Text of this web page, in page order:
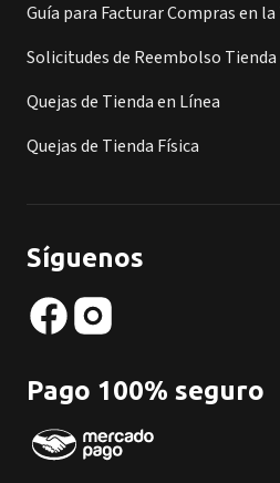
Guía para Facturar Compras en
Solicitudes de Reembolso Tienda
Quejas de Tienda en Línea
Quejas de Tienda Física
Síguenos
Pago 100% seguro